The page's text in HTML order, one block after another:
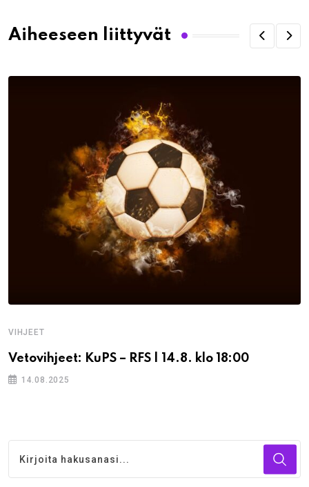
Aiheeseen liittyvät
VIHJEET
Vetovihjeet: KuPS – RFS | 14.8. klo 18:00
14.08.2025